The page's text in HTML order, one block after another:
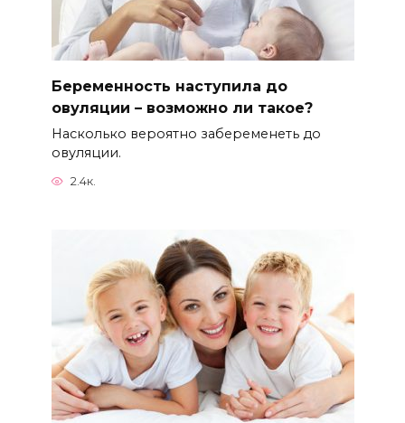
Беременность наступила до
овуляции – возможно ли такое?
Насколько вероятно забеременеть до
овуляции.
2.4к.